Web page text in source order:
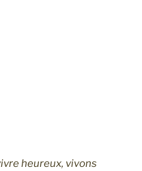
heureux, vivons